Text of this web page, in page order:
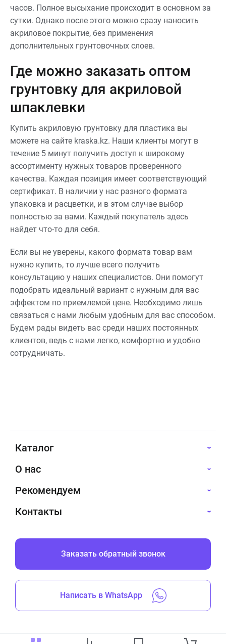
часов. Полное высыхание происходит в основном за
сутки. Однако после этого можно сразу наносить
акриловое покрытие, без применения
дополнительных грунтовочных слоев.
Где можно заказать оптом
грунтовку для акриловой
шпаклевки
Купить акриловую грунтовку для пластика вы
можете на сайте kraska.kz. Наши клиенты могут в
течение 5 минут получить доступ к широкому
ассортименту нужных товаров проверенного
качества. Каждая позиция имеет соответствующий
сертификат. В наличии у нас разного формата
упаковка и расцветки, и в этом случае выбор
полностью за вами. Каждый покупатель здесь
найдет что-то для себя.
Если вы не уверены, какого формата товар вам
нужно купить, то лучше всего получить
консультацию у наших специалистов. Они помогут
подобрать идеальный вариант с нужным для вас
эффектом по приемлемой цене. Необходимо лишь
связаться с нами любым удобным для вас способом.
Будем рады видеть вас среди наших постоянных
клиентов, ведь с нами легко, комфортно и удобно
сотрудничать.
Каталог
О нас
Рекомендуем
Контакты
Заказать обратный звонок
Написать в WhatsApp
Все права защищены © 2019-2026